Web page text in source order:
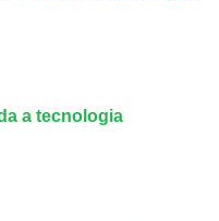
a tecnologia